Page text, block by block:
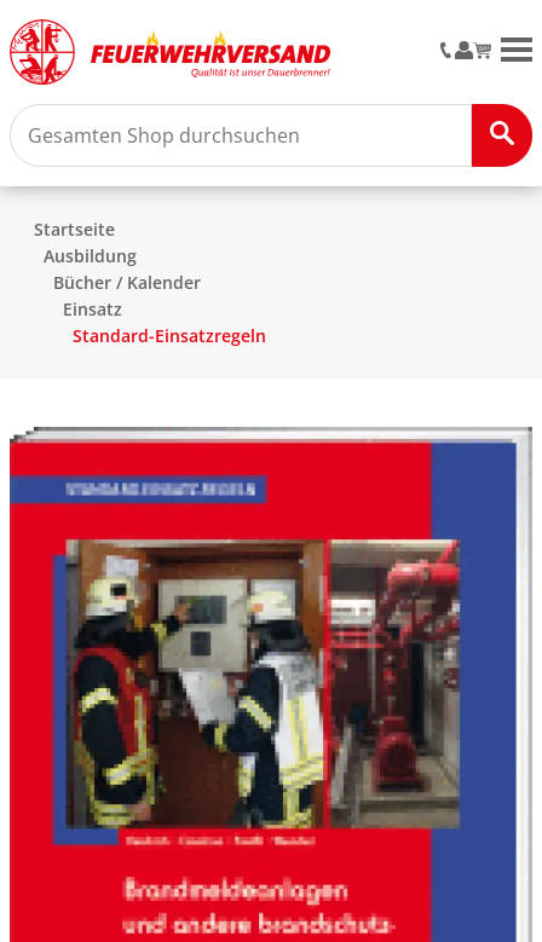
Startseite
Ausbildung
Bücher / Kalender
Einsatz
Standard-Einsatzregeln